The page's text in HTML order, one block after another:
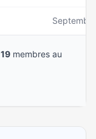
19 membres au